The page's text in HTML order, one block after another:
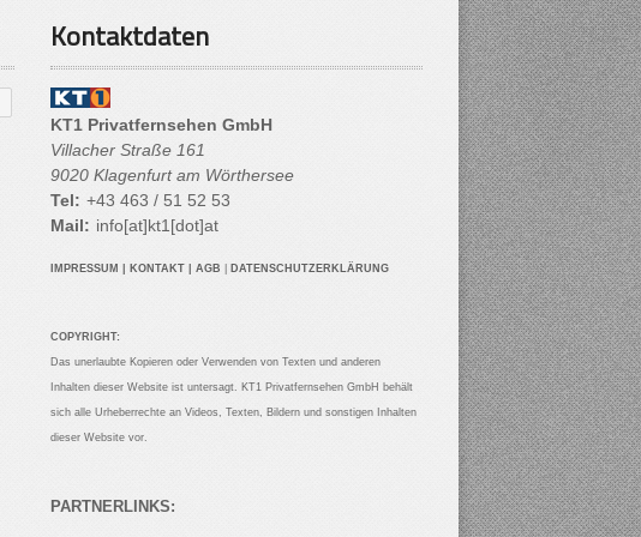
Kontaktdaten
KT1 Privatfernsehen GmbH
Villacher Straße 161
9020 Klagenfurt am Wörthersee
Tel: +43 463 / 51 52 53
Mail: info[at]kt1[dot]at
IMPRESSUM KONTAKT AGB DATENSCHUTZERKLÄRUNG
COPYRIGHT:
Das unerlaubte Kopieren oder Verwenden von Texten und anderen
Inhalten dieser Website ist untersagt. KT1 Privatfernsehen GmbH behält
sich alle Urheberrechte an Videos, Texten, Bildern und sonstigen Inhalten
dieser Website vor.
PARTNERLINKS: